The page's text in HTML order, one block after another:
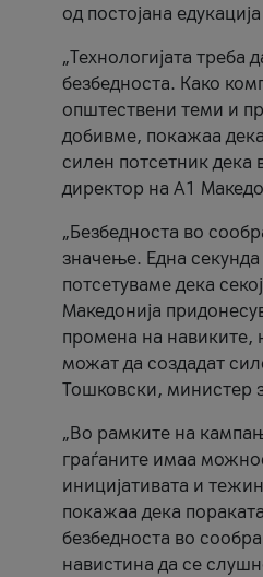
од постојана
„Технологијата
безбедноста. Како
општествени теми и
добивме, покажаа
силен потсетник дека
директор на А1
„Безбедноста во
значење. Една
потсетуваме дека
Македонија
промена на навиките,
можат да создадат
Тошковски, министер
„Во рамките на
граѓаните имаа
иницијативата и
покажаа дека
безбедноста во
навистина да се